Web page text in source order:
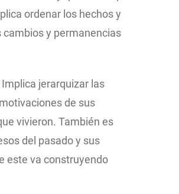
ordenar los hechos y
y permanencias
Implica jerarquizar las
de sus
vivieron. También es
del pasado y sus
este va construyendo